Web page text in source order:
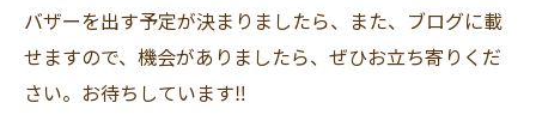
バザーを出す予定が決まりましたら、また、ブログに載
せますので、機会がありましたら、ぜひお立ち寄りくだ
さい。お待ちしています‼